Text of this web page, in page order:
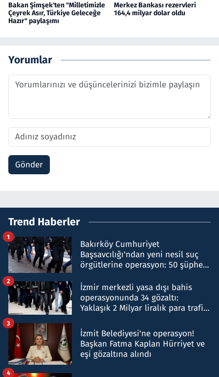
Bakan Şimşek'ten "Milletimizle
Çeyrek Asır, Türkiye Geleceğe
Hazır" paylaşımı
Merkez Bankası rezervleri
164,4 milyar dolar oldu
Yorumlar
Gönder
Trend Haberler
Bakırköy Cumhuriyet
Başsavcılığı'ndan yeni nesil suç
örgütlerine operasyon: 50 şüpheli
1
İzmir merkezli yasa dışı bahis
operasyonunda 34 gözaltı:
Yaklaşık 2 Milyar liralık para trafiği
2
İzmit Belediyesi'ne operasyon!
Başkan Fatma Kaplan Hürriyet ve
eşi gözaltına alındı
3
4